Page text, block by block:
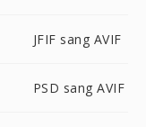
JFIF sang AVIF
PSD sang AVIF